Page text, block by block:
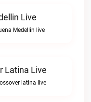
Live
Medellin live
Latina Live
latina live